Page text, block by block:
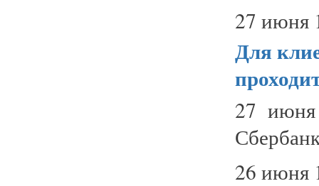
27 июня
Для
27 июня
26 июня